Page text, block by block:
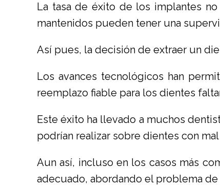
La tasa de éxito de los implantes
mantenidos pueden tener una
Así pues, la decisión de extraer un
Los avances tecnológicos han
reemplazo fiable para los dientes
Este éxito ha llevado a muchos
podrían realizar sobre dientes con
Aun así, incluso en los casos más
adecuado, abordando el problema